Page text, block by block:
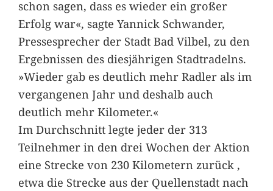
schon sagen, dass es wieder ein großer
Erfolg war«, sagte Yannick Schwander,
Pressesprecher der Stadt Bad Vilbel, zu den
Ergebnissen des diesjährigen Stadtradelns.
»Wieder gab es deutlich mehr Radler als im
vergangenen Jahr und deshalb auch
deutlich mehr Kilometer.«
Im Durchschnitt legte jeder der 313
Teilnehmer in den drei Wochen der Aktion
eine Strecke von 230 Kilometern zurück ,
etwa die Strecke aus der Quellenstadt nach